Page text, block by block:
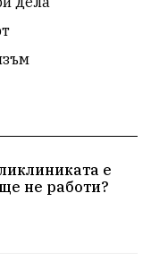
е
не работи?